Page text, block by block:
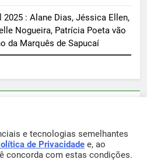
2025 : Alane Dias, Jéssica Ellen,
Nogueira, Patrícia Poeta vão
da Marquês de Sapucaí
ByBlazeThemes.
e tecnologias semelhantes
de Privacidade e, ao
concorda com estas condições.